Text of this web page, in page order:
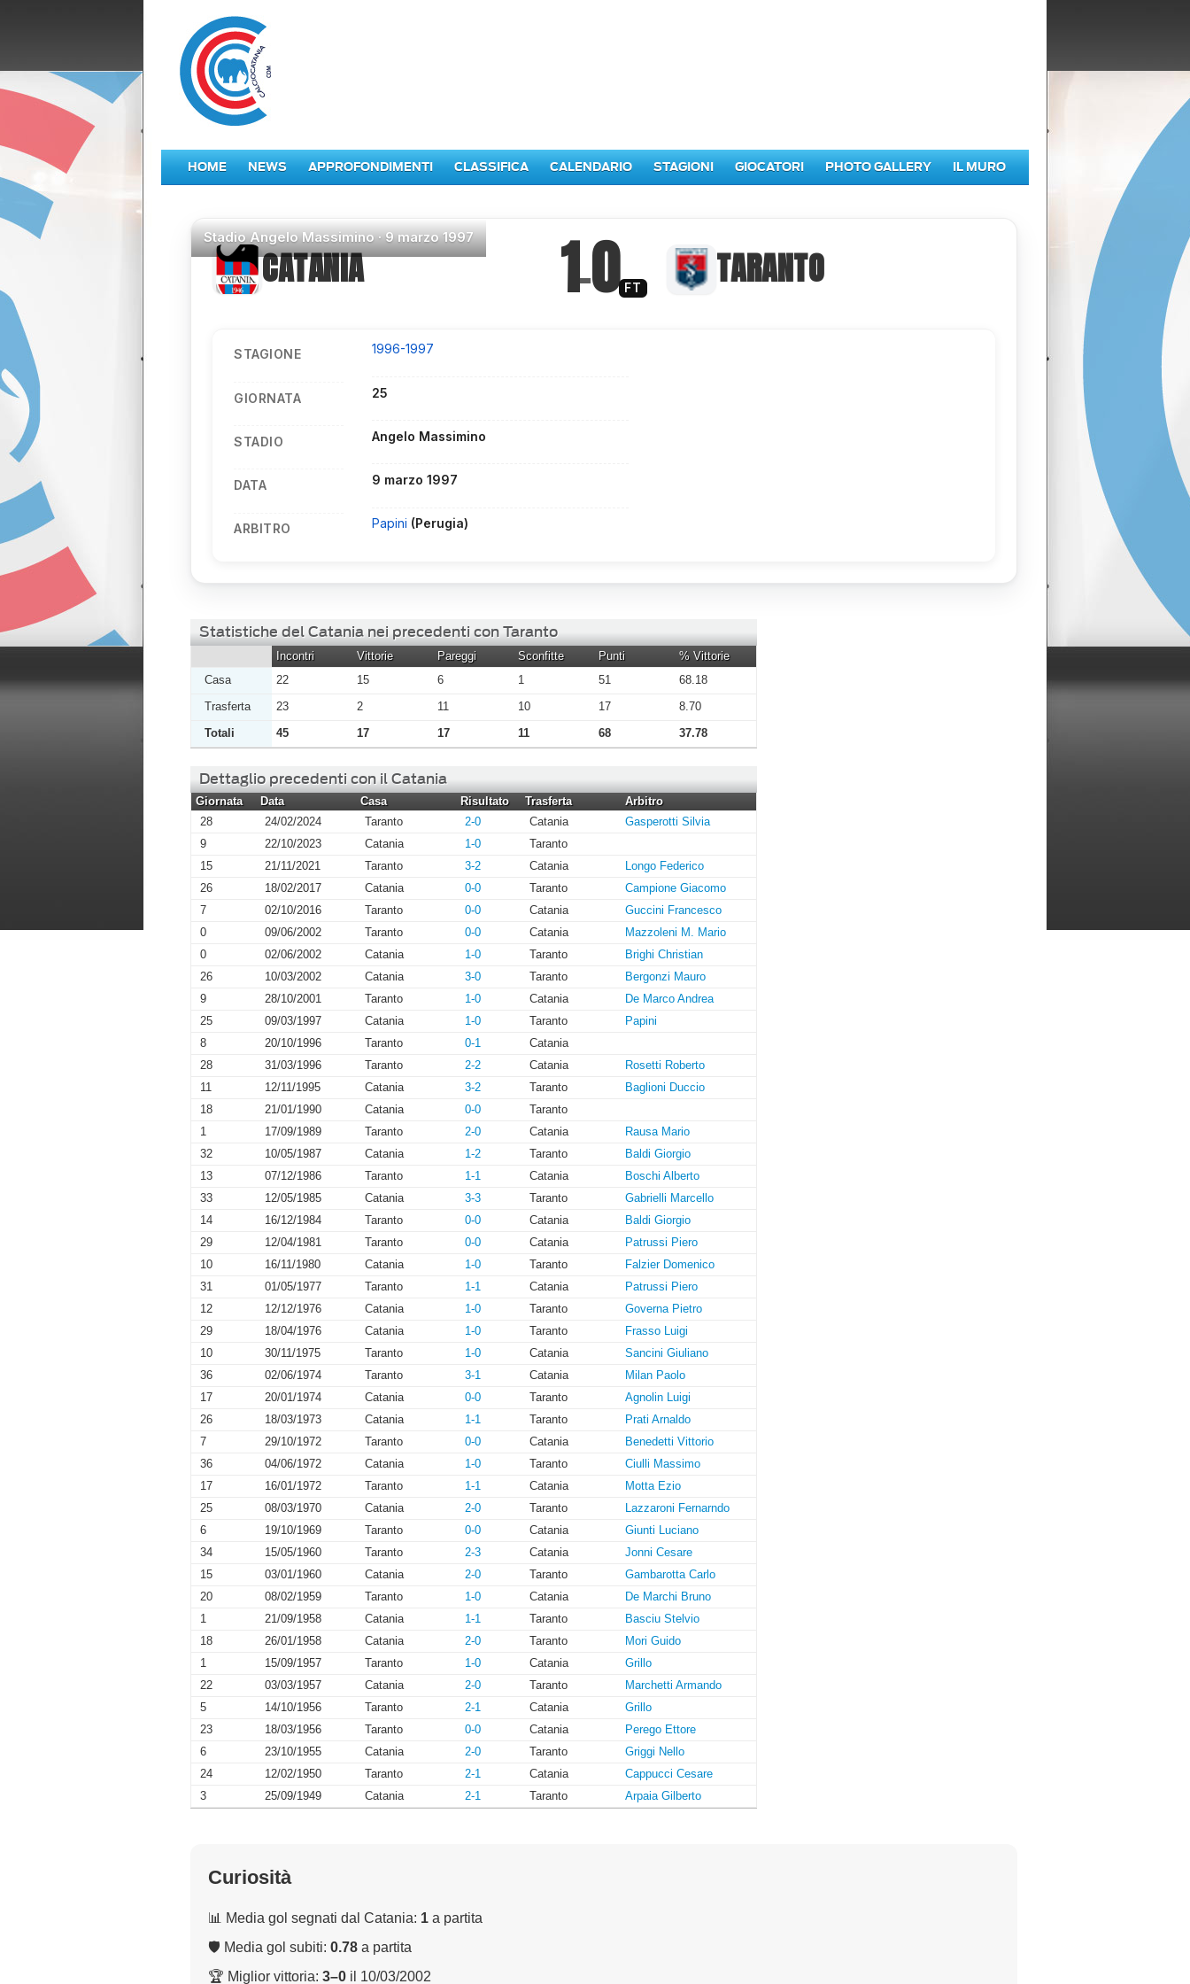
HOME NEWS APPROFONDIMENTI CLASSIFICA CALENDARIO STAGIONI GIOCATORI PHOTO GALLERY IL MURO
StadioAngelo Massimino ·9 marzo 1997
CATANIA 1–0 FT TARANTO
STAGIONE 1996-1997
GIORNATA 25
STADIO Angelo Massimino
DATA 9 marzo 1997
ARBITRO Papini (Perugia)
Statistiche del Catania nei precedenti con Taranto
Incontri Vittorie Pareggi Sconfitte Punti
% Vittorie
Casa
22 15 6 1 51
68.18
Trasferta
23 2 11 10 17
8.70
Totali
45 17 17 11 68 37.78
Dettaglio precedenti con il Catania
Giornata Data Casa Risultato Trasferta
Arbitro
28
24/02/2024 Taranto 2-0 Catania
Gasperotti Silvia
9
22/10/2023 Catania 1-0
Taranto
15
21/11/2021 Taranto 3-2 Catania
Longo Federico
26
18/02/2017 Catania 0-0 Taranto
Campione Giacomo
7
02/10/2016 Taranto 0-0 Catania
Guccini Francesco
0
09/06/2002 Taranto 0-0 Catania
Mazzoleni M. Mario
0
02/06/2002 Catania 1-0 Taranto
Brighi Christian
26
10/03/2002 Catania 3-0 Taranto
Bergonzi Mauro
9
28/10/2001 Taranto 1-0 Catania
De Marco Andrea
25
09/03/1997 Catania 1-0 Taranto
Papini
8
20/10/1996 Taranto 0-1
Catania
28
31/03/1996 Taranto 2-2 Catania
Rosetti Roberto
11
12/11/1995 Catania 3-2 Taranto
Baglioni Duccio
18
21/01/1990 Catania 0-0
Taranto
1
17/09/1989 Taranto 2-0 Catania
Rausa Mario
32
10/05/1987 Catania 1-2 Taranto
Baldi Giorgio
13
07/12/1986 Taranto 1-1 Catania
Boschi Alberto
33
12/05/1985 Catania 3-3 Taranto
Gabrielli Marcello
14
16/12/1984 Taranto 0-0 Catania
Baldi Giorgio
29
12/04/1981 Taranto 0-0 Catania
Patrussi Piero
10
16/11/1980 Catania 1-0 Taranto
Falzier Domenico
31
01/05/1977 Taranto 1-1 Catania
Patrussi Piero
12
12/12/1976 Catania 1-0 Taranto
Governa Pietro
29
18/04/1976 Catania 1-0 Taranto
Frasso Luigi
10
30/11/1975 Taranto 1-0 Catania
Sancini Giuliano
36
02/06/1974 Taranto 3-1 Catania
Milan Paolo
17
20/01/1974 Catania 0-0 Taranto
Agnolin Luigi
26
18/03/1973 Catania 1-1 Taranto
Prati Arnaldo
7
29/10/1972 Taranto 0-0 Catania
Benedetti Vittorio
36
04/06/1972 Catania 1-0 Taranto
Ciulli Massimo
17
16/01/1972 Taranto 1-1 Catania
Motta Ezio
25
08/03/1970 Catania 2-0 Taranto
Lazzaroni Fernarndo
6
19/10/1969 Taranto 0-0 Catania
Giunti Luciano
34
15/05/1960 Taranto 2-3 Catania
Jonni Cesare
15
03/01/1960 Catania 2-0 Taranto
Gambarotta Carlo
20
08/02/1959 Taranto 1-0 Catania
De Marchi Bruno
1
21/09/1958 Catania 1-1 Taranto
Basciu Stelvio
18
26/01/1958 Catania 2-0 Taranto
Mori Guido
1
15/09/1957 Taranto 1-0 Catania
Grillo
22
03/03/1957 Catania 2-0 Taranto
Marchetti Armando
5
14/10/1956 Taranto 2-1 Catania
Grillo
23
18/03/1956 Taranto 0-0 Catania
Perego Ettore
6
23/10/1955 Catania 2-0 Taranto
Griggi Nello
24
12/02/1950 Taranto 2-1 Catania
Cappucci Cesare
3
25/09/1949 Catania 2-1 Taranto Arpaia Gilberto
Curiosità
📊 Media gol segnati dal Catania: 1 a partita
🛡 Media gol subiti: 0.78 a partita
🏆 Miglior vittoria: 3–0 il 10/03/2002